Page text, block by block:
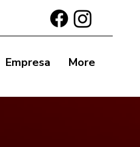
Empresa More